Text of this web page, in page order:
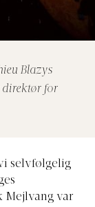
Blazys
for
selvfølgelig
Mejlvang var